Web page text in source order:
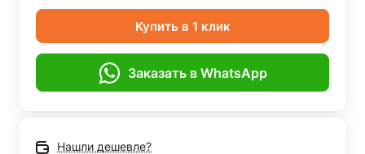
Купить в 1 клик
Заказать в WhatsApp
Нашли дешевле?